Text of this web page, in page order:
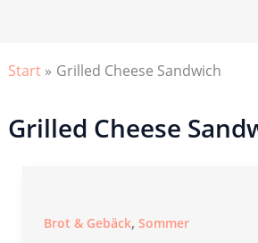
Start Grilled Cheese Sandwich
Grilled Cheese
Brot & Gebäck, Sommer